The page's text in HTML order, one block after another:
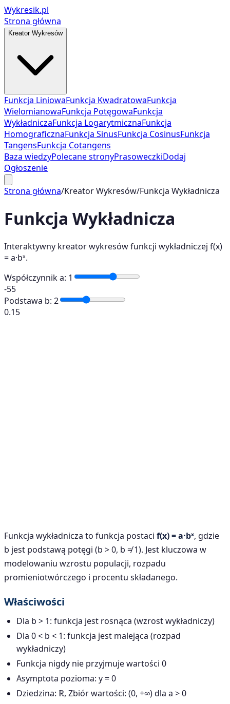
Wykresik.pl
Strona główna
Kreator Wykresów
Funkcja LiniowaFunkcja KwadratowaFunkcja
WielomianowaFunkcja PotęgowaFunkcja
WykładniczaFunkcja LogarytmicznaFunkcja
HomograficznaFunkcja SinusFunkcja CosinusFunkcja
TangensFunkcja Cotangens
Baza wiedzyPolecane stronyPrasoweczkiDodaj
Ogłoszenie
Strona główna/Kreator Wykresów/Funkcja Wykładnicza
Funkcja Wykładnicza
Interaktywny kreator wykresów funkcji wykładniczej f(x)
= a·bˣ.
Współczynnik a: 1
-55
Podstawa b: 2
0.15
Funkcja wykładnicza to funkcja postaci f(x) = a·bˣ, gdzie
b jest podstawą potęgi (b > 0, b ≠ 1). Jest kluczowa w
modelowaniu wzrostu populacji, rozpadu
promieniotwórczego i procentu składanego.
Właściwości
Dla b > 1: funkcja jest rosnąca (wzrost wykładniczy)
Dla 0 < b < 1: funkcja jest malejąca (rozpad
wykładniczy)
Funkcja nigdy nie przyjmuje wartości 0
Asymptota pozioma: y = 0
Dziedzina: ℝ, Zbiór wartości: (0, +∞) dla a > 0